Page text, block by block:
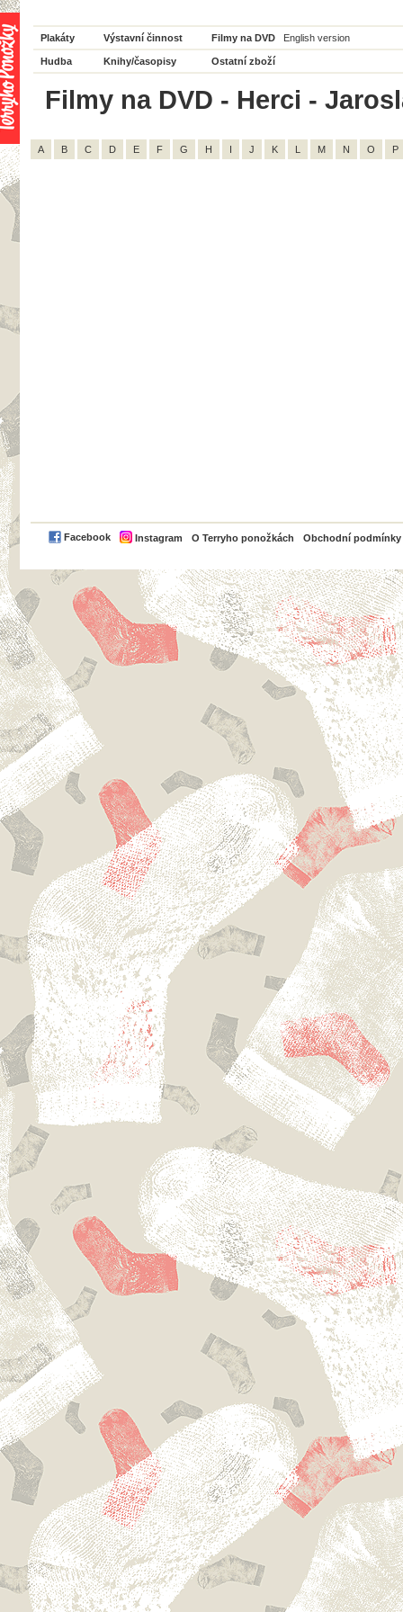
Plakáty Výstavní činnost Filmy na DVD English version
Hudba Knihy/časopisy Ostatní zboží
Filmy na DVD - Herci -
A B C D E F G H I J K L M N O P
Facebook Instagram O Terryho ponožkách Obchodní podmínky
PayPal